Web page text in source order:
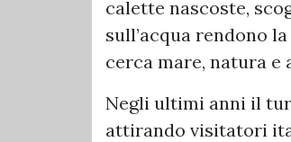
calette nascoste,
sull’acqua rendono
cerca mare, natura e
Negli ultimi anni il
attirando visitatori